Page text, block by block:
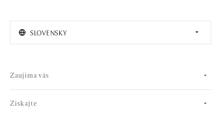
SLOVENSKY
Zaujíma vás
Získajte